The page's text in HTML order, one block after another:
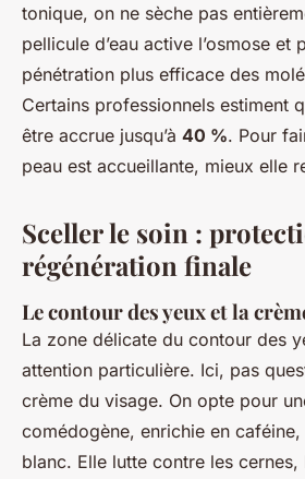
tonique, on ne sèche pas
pellicule d’eau active l’osmose et
pénétration plus efficace des
Certains professionnels estiment
être accrue jusqu’à 40 %. Pour
peau est accueillante, mieux elle
Sceller le soin :
régénération finale
Le contour des yeux et la
La zone délicate du contour des
attention particulière. Ici, pas
crème du visage. On opte pour
comédogène, enrichie en
blanc. Elle lutte contre les